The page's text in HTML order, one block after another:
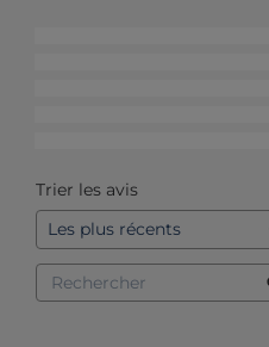
Trier les avis